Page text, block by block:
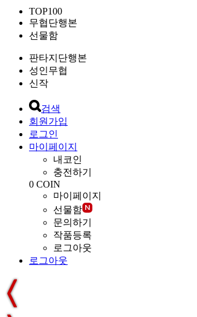
TOP100
무협단행본
선물함
판타지단행본
성인무협
신작
검색
회원가입
로그인
마이페이지
내코인
충전하기
0 COIN
마이페이지
선물함
문의하기
작품등록
로그아웃
로그아웃